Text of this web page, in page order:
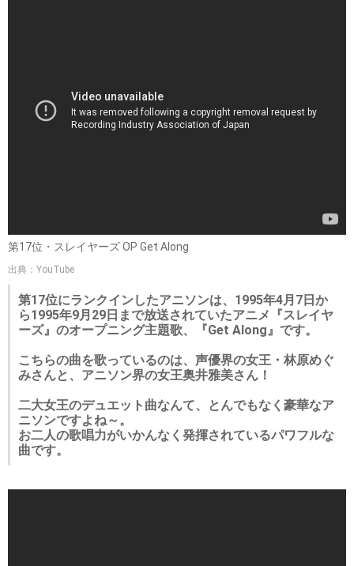
第17位・スレイヤーズ OP Get Along
出典：YouTube
第17位にランクインしたアニソンは、1995年4月7日か
ら1995年9月29日まで放送されていたアニメ『スレイヤ
ーズ』のオープニング主題歌、『Get Along』です。
こちらの曲を歌っているのは、声優界の女王・林原めぐ
みさんと、アニソン界の女王奥井雅美さん！
二大女王のデュエット曲なんて、とんでもなく豪華なア
ニソンですよね～。
お二人の歌唱力がいかんなく発揮されているパワフルな
曲です。